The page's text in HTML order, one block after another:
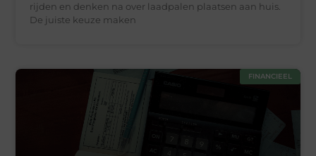
rijden en denken na over laadpalen plaatsen aan huis.
De juiste keuze maken
FINANCIEEL